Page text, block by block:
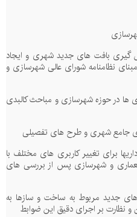
گیری بافت های جدید شهری و ایجاد
نظامنامه شورای عالی شهرسازی و
ها در حوزه شهرسازی و مباحث کالبدی
جامع شهری و طرح های تفصیلی
برای تغییر کاربری های مختلف با
و شهرسازی پس از بررسی های
های جدید مربوط به ساخت و سازها به
و نظارت بر اجرای دقیق این ضوابط